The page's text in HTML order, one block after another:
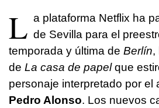
L a plataforma Netflix ha
de Sevilla para el
temporada y última de Berlín,
de La casa de papelque
personaje interpretado por el
Pedro Alonso. Los nuevos